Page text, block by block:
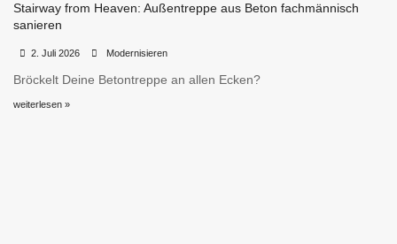
Stairway from Heaven: Außentreppe aus Beton fachmännisch
sanieren
2. Juli 2026 Modernisieren
Bröckelt Deine Betontreppe an allen Ecken?
weiterlesen »